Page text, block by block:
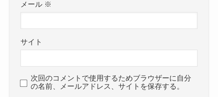
メール ※
サイト
次回のコメントで使用するためブラウザーに自分
の名前、メールアドレス、サイトを保存する。